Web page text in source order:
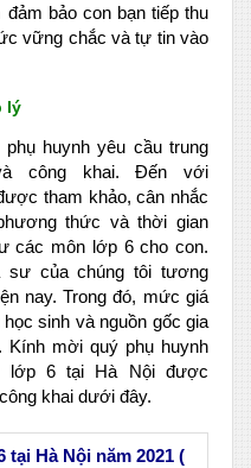
bảo con bạn tiếp thu
vững chắc và tự tin vào
lý
huynh yêu cầu trung
công khai. Đến với
tham khảo, cân nhắc
thức và thời gian
các môn lớp 6 cho con.
sư của chúng tôi tương
nay. Trong đó, mức giá
sinh và nguồn gốc gia
mời quý phụ huynh
lớp 6 tại Hà Nội được
khai dưới đây.
Hà Nội năm 2021 (